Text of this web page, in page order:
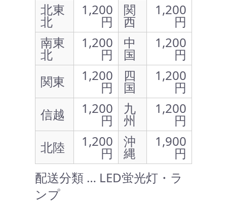
北東
北
1,200
円
関
西
1,200
円
南東
北
1,200
円
中
国
1,200
円
関東
1,200
円
四
国
1,200
円
信越
1,200
円
九
州
1,200
円
北陸
1,200
円
沖
縄
1,900
円
配送分類 … LED蛍光灯・ラ
ンプ